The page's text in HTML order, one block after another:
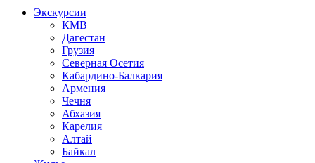
Экскурсии
КМВ
Дагестан
Грузия
Северная Осетия
Кабардино-Балкария
Армения
Чечня
Абхазия
Карелия
Алтай
Байкал